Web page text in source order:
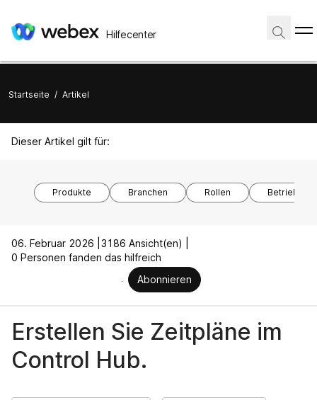
Hilfecenter
Startseite / Artikel
Dieser Artikel gilt für:
Produkte Branchen Rollen
06. Februar 2026 | 3186 Ansicht(en) |
0 Personen fanden das hilfreich
Abonnieren
Erstellen Sie Zeitpläne im
Control Hub.